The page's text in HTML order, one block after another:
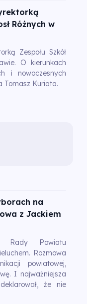
Różnych w
Zespołu Szkół
O kierunkach
i nowoczesnych
Tomasz Kuriata.
na
z Jackiem
Rady Powiatu
Rozmowa
powiatowej,
I najważniejsza
że nie